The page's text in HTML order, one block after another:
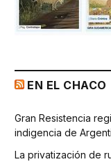
EN EL CHACO
Gran Resistencia
indigencia de
La privatización de